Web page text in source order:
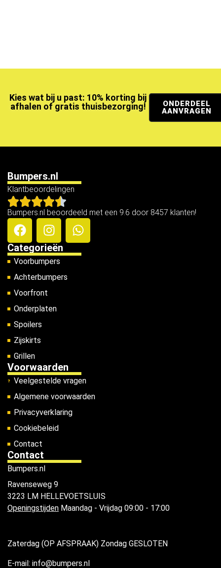
Kies wat bij u past: 10% korting bij
afhalen of gratis thuisbezorging!
ONDERDEEL
AANVRAGEN
Bumpers.nl
Klantbeoordelingen
Bumpers.nl beoordeeld met een 9.6 door 8457 klanten!
Categorieën
Voorbumpers
Achterbumpers
Voorfront
Onderplaten
Spoilers
Zijskirts
Grillen
Voorwaarden
Veelgestelde vragen
Algemene voorwaarden
Privacyverklaring
Cookiebeleid
Contact
Contact
Bumpers.nl
Ravenseweg 9
3223 LM HELLEVOETSLUIS
Openingstijden Maandag - Vrijdag 09:00 - 17:00
Zaterdag (OP AFSPRAAK) Zondag GESLOTEN
E-mail: info@bumpers.nl